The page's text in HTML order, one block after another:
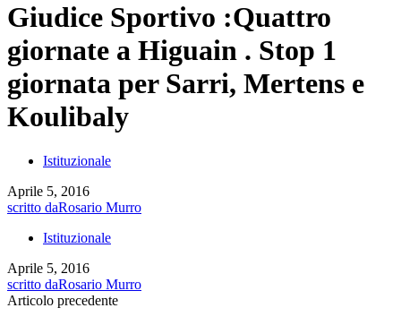
Giudice Sportivo :Quattro
giornate a Higuain . Stop 1
giornata per Sarri, Mertens e
Koulibaly
Istituzionale
Aprile 5, 2016
scritto daRosario Murro
Istituzionale
Aprile 5, 2016
scritto daRosario Murro
Articolo precedente